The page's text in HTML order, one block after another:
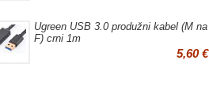
Ugreen USB 3.0 produžni kabel (M na
F) crni 1m
5,60 €